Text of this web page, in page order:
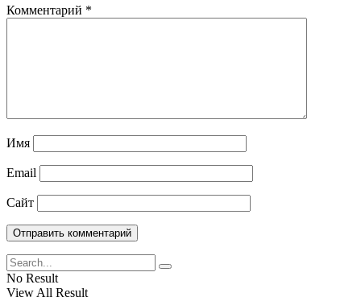
Комментарий *
Имя
Email
Сайт
No Result
View All Result